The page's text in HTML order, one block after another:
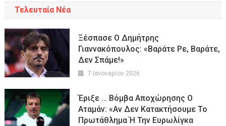
Τελευταία Νέα
Ξέσπασε Ο Δημήτρης
Γιαννακόπουλος: «Βαράτε Ρε, Βαράτε,
Δεν Σπάμε!»
7 Ιανουαρίου 2026
Έριξε … Βόμβα Αποχώρησης Ο
Αταμάν: «Αν Δεν Κατακτήσουμε Το
Πρωτάθλημα Ή Την Ευρωλίγκα